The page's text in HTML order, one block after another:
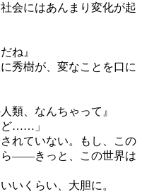
会にはあんまり変化が起
ね』
秀樹が、変なことを口に
類、なんちゃって』
ど……」
れていない。もし、この
ら――きっと、この世界は
いくらい、大胆に。